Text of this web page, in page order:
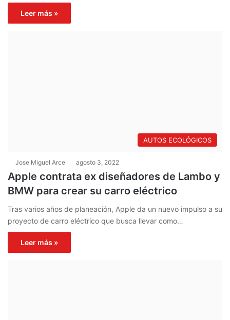
Leer más »
AUTOS ECOLÓGICOS
Jose Miguel Arce agosto 3, 2022
Apple contrata ex diseñadores de Lambo y
BMW para crear su carro eléctrico
Tras varios años de planeación, Apple da un nuevo impulso a su
proyecto de carro eléctrico que busca llevar como…
Leer más »